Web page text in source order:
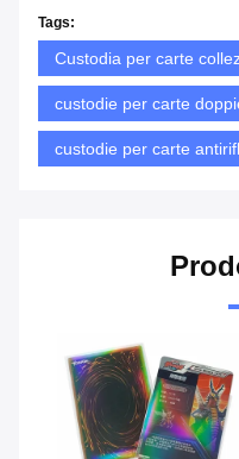
Tags:
Custodia per carte
custodie per carte
custodie per carte